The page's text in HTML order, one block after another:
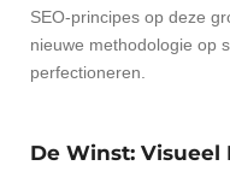
SEO-principes op deze
nieuwe methodologie op
perfectioneren.
De Winst: Visueel